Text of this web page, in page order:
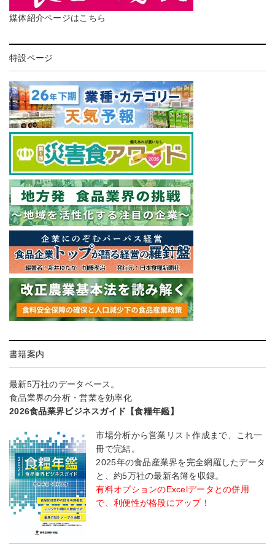
媒体紹介ページはこちら
特設ページ
書籍案内
最新5万社のデータベース。
食品業界の分析・営業を効率化
2026食品業界ビジネスガイド【食糧年鑑】
市場分析から営業リスト作成まで、これ一
冊で完結。
2025年の食品産業界を完全網羅したデータ
と、約5万社の最新名簿を収録。
有料オプションのExcelデータとの併用
で、利便性が格段にアップ！